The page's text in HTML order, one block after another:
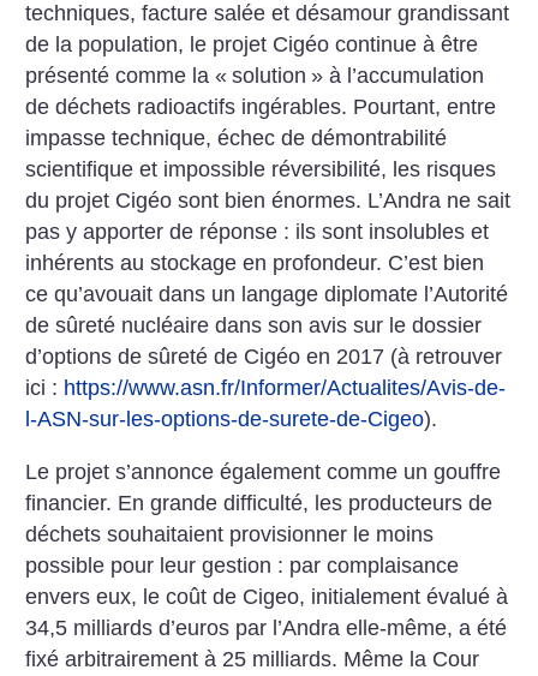
techniques, facture salée et désamour grandissant
de la population, le projet Cigéo continue à être
présenté comme la « solution » à l’accumulation
de déchets radioactifs ingérables. Pourtant, entre
impasse technique, échec de démontrabilité
scientifique et impossible réversibilité, les risques
du projet Cigéo sont bien énormes. L’Andra ne sait
pas y apporter de réponse : ils sont insolubles et
inhérents au stockage en profondeur. C’est bien
ce qu’avouait dans un langage diplomate l’Autorité
de sûreté nucléaire dans son avis sur le dossier
d’options de sûreté de Cigéo en 2017 (à retrouver
ici : https://www.asn.fr/Informer/Actualites/Avis-de-
l-ASN-sur-les-options-de-surete-de-Cigeo).
Le projet s’annonce également comme un gouffre
financier. En grande difficulté, les producteurs de
déchets souhaitaient provisionner le moins
possible pour leur gestion : par complaisance
envers eux, le coût de Cigeo, initialement évalué à
34,5 milliards d’euros par l’Andra elle-même, a été
fixé arbitrairement à 25 milliards. Même la Cour